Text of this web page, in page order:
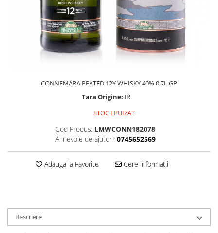
CONNEMARA PEATED 12Y WHISKY 40% 0.7L GP
Tara Origine: IR
STOC EPUIZAT
Cod Produs: LMWCONN182078
Ai nevoie de ajutor? 0745652569
Adauga la Favorite Cere informatii
Descriere